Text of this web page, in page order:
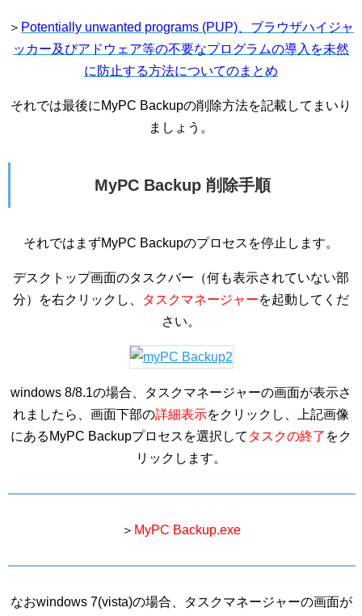
＞ Potentially unwanted programs (PUP)、ブラウザハイジャ
ッカー及びアドウェア等の不要なプログラムの導入を未然
に防止する方法についてのまとめ
それでは最後にMyPC Backupの削除方法を記載してまいり
ましょう。
MyPC Backup 削除手順
それではまずMyPC Backupのプロセスを停止します。
デスクトップ画面のタスクバー（何も表示されていない部
分）を右クリックし、
タスクマネージャーを起動してくだ
さい。
windows 8/8.1の場合、タスクマネージャーの画面が表示さ
れましたら、画面下部の詳細表示をクリックし、上記画像
にあるMyPC Backupプロセスを選択して タスクの終了 をク
リックします。
＞ MyPC Backup.exe
なおwindows 7(vista)の場合、タスクマネージャーの画面が